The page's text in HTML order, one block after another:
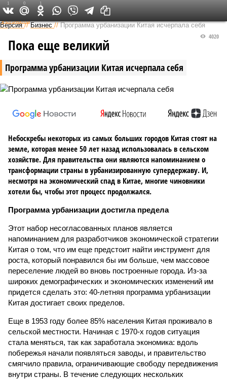
Федеральный выпуск
Версия //Бизнес //Программа урбанизации Китая исчерпала себя
Программа урбанизации Китая исчерпала себя
4020
Пока еще великий
Небоскребы некоторых из самых больших городов Китая стоят на
земле, которая менее 50 лет назад использовалась в сельском
хозяйстве. Для правительства они являются напоминанием о
трансформации страны в урбанизированную супердержаву. И,
несмотря на экономический спад в Китае, многие чиновники
хотели бы, чтобы этот процесс продолжался.
Программа урбанизации достигла предела
Этот набор несогласованных планов является
напоминанием для разработчиков экономической стратегии
Китая о том, что им еще предстоит найти инструмент для
роста, который понравился бы им больше, чем массовое
переселение людей во вновь построенные города. Из-за
широких демографических и экономических изменений им
придется сделать это: 40-летняя программа урбанизации
Китая достигает своих пределов.
Еще в 1953 году более 85% населения Китая проживало в
сельской местности. Начиная с 1970-х годов ситуация
стала меняться, так как заработала экономика: вдоль
побережья начали появляться заводы, и правительство
смягчило правила, ограничивающие свободу передвижения
внутри страны. В течение следующих нескольких
1 0 1